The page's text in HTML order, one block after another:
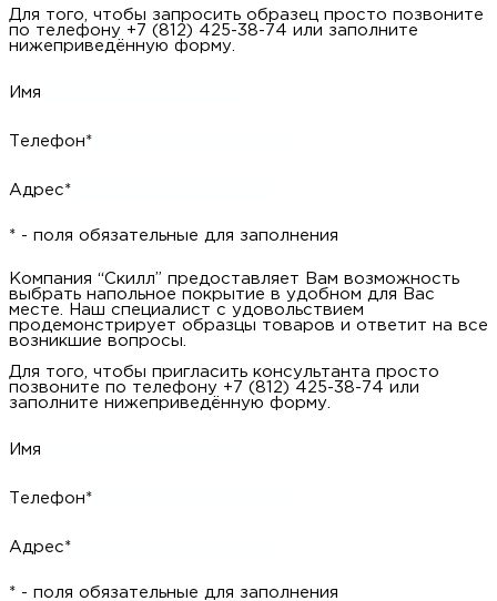
Для того, чтобы запросить образец просто позвоните
по телефону +7 (812) 425-38-74 или заполните
нижеприведённую форму.
Имя
Телефон*
Адрес*
* - поля обязательные для заполнения
Компания “Скилл” предоставляет Вам возможность
выбрать напольное покрытие в удобном для Вас
месте. Наш специалист с удовольствием
продемонстрирует образцы товаров и ответит на все
возникшие вопросы.
Для того, чтобы пригласить консультанта просто
позвоните по телефону +7 (812) 425-38-74 или
заполните нижеприведённую форму.
Имя
Телефон*
Адрес*
* - поля обязательные для заполнения